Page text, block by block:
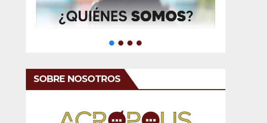
SOBRE NOSOTROS